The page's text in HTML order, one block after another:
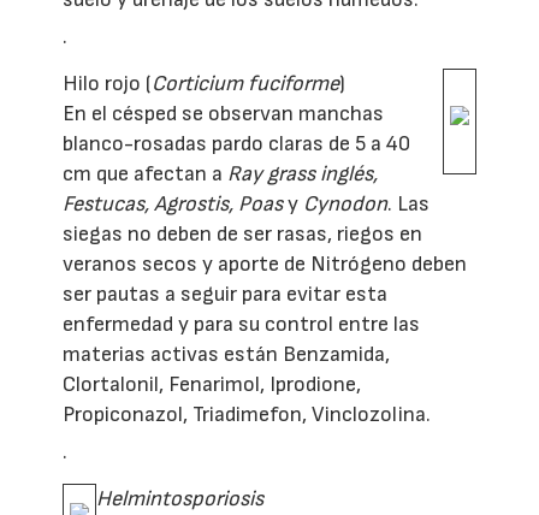
·
Hilo rojo (Corticium fuciforme)
En el césped se observan manchas
blanco-rosadas pardo claras de 5 a 40
cm que afectan a Ray grass inglés,
Festucas, Agrostis, Poasy Cynodon. Las
siegas no deben de ser rasas, riegos en
veranos secos y aporte de Nitrógeno deben
ser pautas a seguir para evitar esta
enfermedad y para su control entre las
materias activas están Benzamida,
Clortalonil, Fenarimol, Iprodione,
Propiconazol, Triadimefon, Vinclozolina.
·
Helmintosporiosis